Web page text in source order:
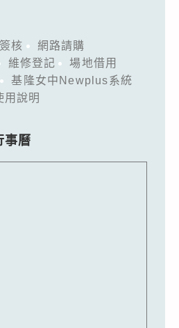
核
網路請購
維修登記
場地借用
基隆女中Newplus系統
用說明
事曆